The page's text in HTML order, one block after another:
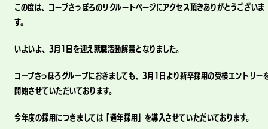
この度は、コープさっぽろのリクルートページにアクセス頂きありがとうございま
す。
いよいよ、3月1日を迎え就職活動解禁となりました。
コープさっぽろグループにおきましても、3月1日より新卒採用の受検エントリー
開始させていただいております。
今年度の採用につきましては「通年採用」を導入させていただいております。